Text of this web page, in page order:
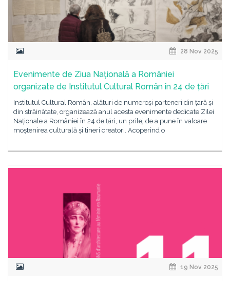
28 Nov 2025
Evenimente de Ziua Națională a României
organizate de Institutul Cultural Român în 24 de țări
Institutul Cultural Român, alături de numeroși parteneri din țară și
din străinătate, organizează anul acesta evenimente dedicate Zilei
Naționale a României în 24 de țări, un prilej de a pune în valoare
moștenirea culturală și tineri creatori. Acoperind o
19 Nov 2025